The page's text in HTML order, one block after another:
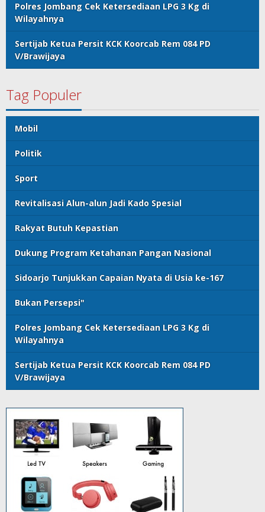
Polres Jombang Cek Ketersediaan LPG 3 Kg di
Wilayahnya
Sertijab Ketua Persit KCK Koorcab Rem 084 PD
V/Brawijaya
Tag Populer
Mobil
Politik
Sport
Revitalisasi Alun-alun Jadi Kado Spesial
Rakyat Butuh Kepastian
Dukung Program Ketahanan Pangan Nasional
Sidoarjo Tunjukkan Capaian Nyata di Usia ke-167
Bukan Persepsi"
Polres Jombang Cek Ketersediaan LPG 3 Kg di
Wilayahnya
Sertijab Ketua Persit KCK Koorcab Rem 084 PD
V/Brawijaya